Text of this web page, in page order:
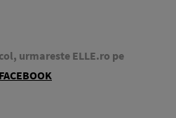
urmareste ELLE.ro pe
FACEBOOK